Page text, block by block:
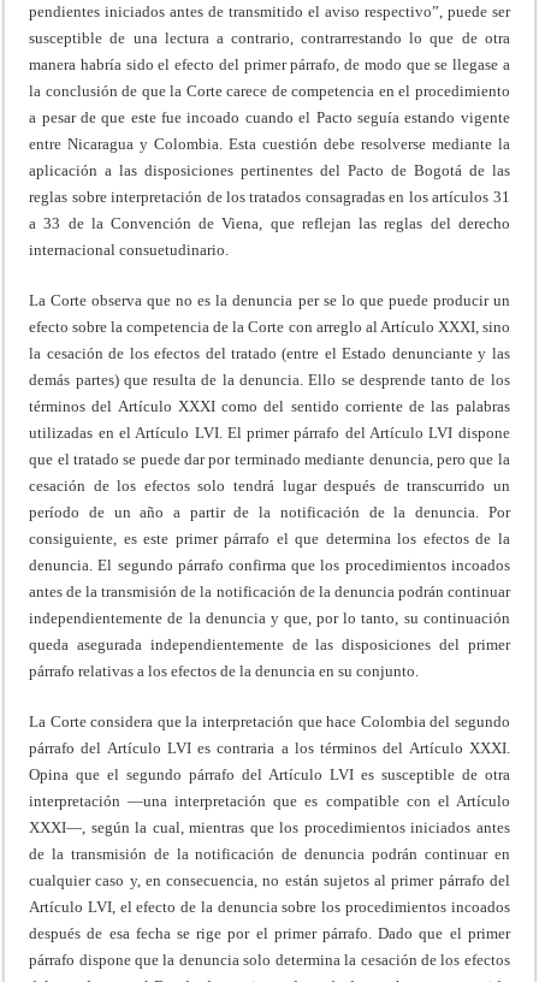
pendientes iniciados antes de transmitido el aviso respectivo”, puede ser
susceptible de una lectura a contrario, contrarrestando lo que de otra
manera habría sido el efecto del primer párrafo, de modo que se llegase a
la conclusión de que la Corte carece de competencia en el procedimiento
a pesar de que este fue incoado cuando el Pacto seguía estando vigente
entre Nicaragua y Colombia. Esta cuestión debe resolverse mediante la
aplicación a las disposiciones pertinentes del Pacto de Bogotá de las
reglas sobre interpretación de los tratados consagradas en los artículos 31
a 33 de la Convención de Viena, que reflejan las reglas del derecho
internacional consuetudinario.
La Corte observa que no es la denuncia per se lo que puede producir un
efecto sobre la competencia de la Corte con arreglo al Artículo XXXI, sino
la cesación de los efectos del tratado (entre el Estado denunciante y las
demás partes) que resulta de la denuncia. Ello se desprende tanto de los
términos del Artículo XXXI como del sentido corriente de las palabras
utilizadas en el Artículo LVI. El primer párrafo del Artículo LVI dispone
que el tratado se puede dar por terminado mediante denuncia, pero que la
cesación de los efectos solo tendrá lugar después de transcurrido un
período de un año a partir de la notificación de la denuncia. Por
consiguiente, es este primer párrafo el que determina los efectos de la
denuncia. El segundo párrafo confirma que los procedimientos incoados
antes de la transmisión de la notificación de la denuncia podrán continuar
independientemente de la denuncia y que, por lo tanto, su continuación
queda asegurada independientemente de las disposiciones del primer
párrafo relativas a los efectos de la denuncia en su conjunto.
La Corte considera que la interpretación que hace Colombia del segundo
párrafo del Artículo LVI es contraria a los términos del Artículo XXXI.
Opina que el segundo párrafo del Artículo LVI es susceptible de otra
interpretación —una interpretación que es compatible con el Artículo
XXXI—, según la cual, mientras que los procedimientos iniciados antes
de la transmisión de la notificación de denuncia podrán continuar en
cualquier caso y, en consecuencia, no están sujetos al primer párrafo del
Artículo LVI, el efecto de la denuncia sobre los procedimientos incoados
después de esa fecha se rige por el primer párrafo. Dado que el primer
párrafo dispone que la denuncia solo determina la cesación de los efectos